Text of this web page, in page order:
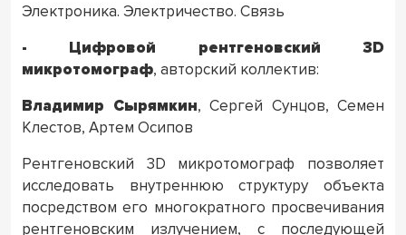
Электроника. Электричество. Связь
- Цифровой рентгеновский 3D
микротомограф, авторский коллектив:
Владимир Сырямкин, Сергей Сунцов, Семен
Клестов, Артем Осипов
Рентгеновский 3D микротомограф позволяет
исследовать внутреннюю структуру объекта
посредством его многократного просвечивания
рентгеновским излучением, с последующей